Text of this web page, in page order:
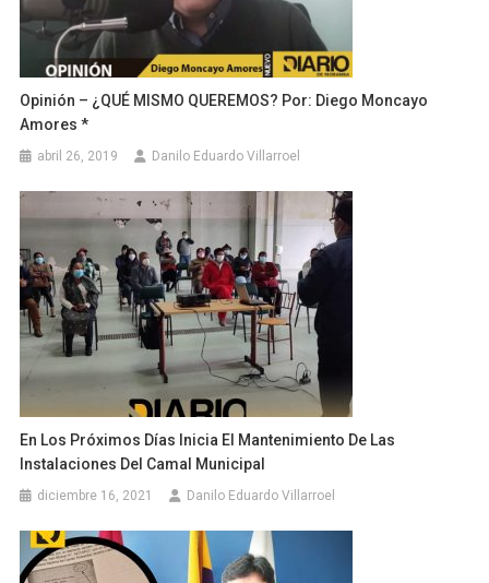
Opinión – ¿QUÉ MISMO QUEREMOS? Por: Diego Moncayo
Amores *
abril 26, 2019 Danilo Eduardo Villarroel
En Los Próximos Días Inicia El Mantenimiento De Las
Instalaciones Del Camal Municipal
diciembre 16, 2021 Danilo Eduardo Villarroel